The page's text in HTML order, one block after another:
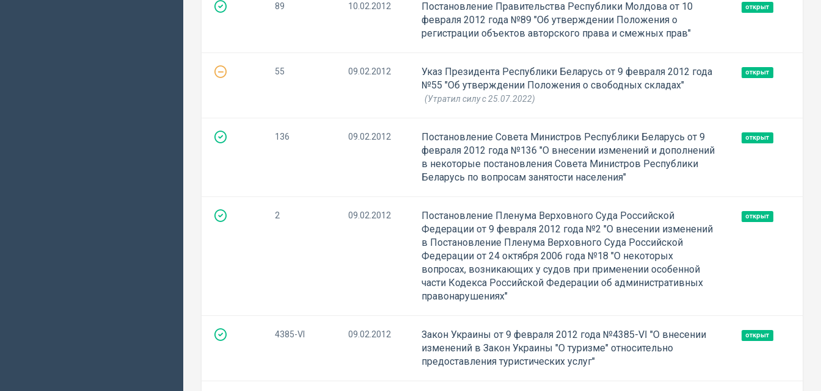
89 10.02.2012
Постановление Правительства Республики Молдова от 10
февраля 2012 года №89 "Об утверждении Положения о
регистрации объектов авторского права и смежных прав"
открыт
55 09.02.2012
Указ Президента Республики Беларусь от 9 февраля 2012 года
№55 "Об утверждении Положения о свободных складах"
(Утратил силу с 25.07.2022)
открыт
136 09.02.2012
Постановление Совета Министров Республики Беларусь от 9
февраля 2012 года №136 "О внесении изменений и дополнений
в некоторые постановления Совета Министров Республики
Беларусь по вопросам занятости населения"
открыт
2 09.02.2012
Постановление Пленума Верховного Суда Российской
Федерации от 9 февраля 2012 года №2 "О внесении изменений
в Постановление Пленума Верховного Суда Российской
Федерации от 24 октября 2006 года №18 "О некоторых
вопросах, возникающих у судов при применении особенной
части Кодекса Российской Федерации об административных
правонарушениях"
открыт
4385-VI 09.02.2012
Закон Украины от 9 февраля 2012 года №4385-VI "О внесении
изменений в Закон Украины "О туризме" относительно
предоставления туристических услуг"
открыт